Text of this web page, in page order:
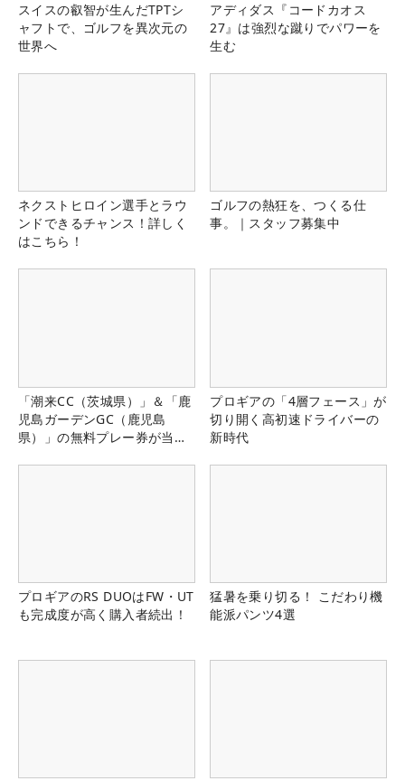
スイスの叡智が生んだTPTシ
ャフトで、ゴルフを異次元の
世界へ
アディダス『コードカオス
27』は強烈な蹴りでパワーを
生む
ネクストヒロイン選手とラウ
ンドできるチャンス！詳しく
はこちら！
ゴルフの熱狂を、つくる仕
事。｜スタッフ募集中
「潮来CC（茨城県）」＆「鹿
児島ガーデンGC（鹿児島
県）」の無料プレー券が当た
プロギアの「4層フェース」が
切り開く高初速ドライバーの
新時代
プロギアのRS DUOはFW・UT
も完成度が高く購入者続出！
猛暑を乗り切る！ こだわり機
能派パンツ4選